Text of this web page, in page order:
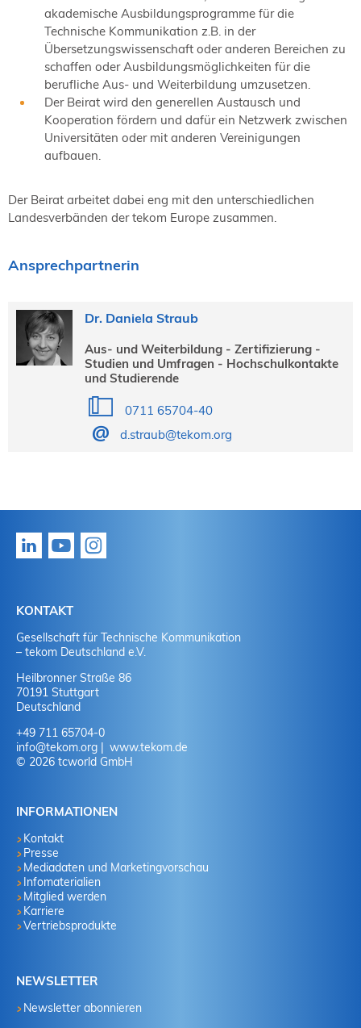
akademische Ausbildungsprogramme für die
Technische Kommunikation z.B. in der
Übersetzungswissenschaft oder anderen Bereichen zu
schaffen oder Ausbildungsmöglichkeiten für die
berufliche Aus- und Weiterbildung umzusetzen.
Der Beirat wird den generellen Austausch und
Kooperation fördern und dafür ein Netzwerk zwischen
Universitäten oder mit anderen Vereinigungen
aufbauen.
Der Beirat arbeitet dabei eng mit den unterschiedlichen
Landesverbänden der tekom Europe zusammen.
Ansprechpartnerin
Dr. Daniela Straub
Aus- und Weiterbildung - Zertifizierung -
Studien und Umfragen - Hochschulkontakte
und Studierende
0711 65704-40
d.straub@tekom.org
KONTAKT
Gesellschaft für Technische Kommunikation
– tekom Deutschland e.V.
Heilbronner Straße 86
70191 Stuttgart
Deutschland
+49 711 65704-0
info@tekom.org
www.tekom.de
© 2026 tcworld GmbH
INFORMATIONEN
Kontakt
Presse
Mediadaten und Marketingvorschau
Infomaterialien
Mitglied werden
Karriere
Vertriebsprodukte
NEWSLETTER
Newsletter abonnieren